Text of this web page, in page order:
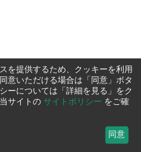
を提供するため、クッキーを利用
意いただける場合は「同意」ボタ
ーについては「詳細を見る」をク
サイトの サイトポリシー をご確
同意